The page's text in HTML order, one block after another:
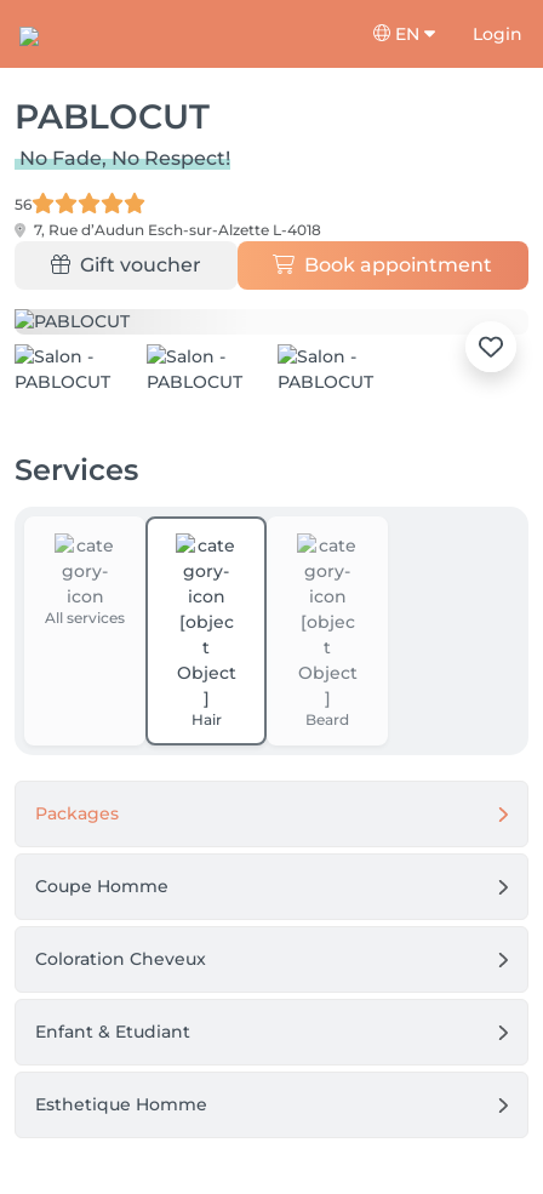
EN Login
PABLOCUT
No Fade, No Respect!
56
7, Rue d’Audun Esch-sur-Alzette L-4018
Gift voucher Book appointment
Services
All services
Hair Beard
Packages
Coupe Homme
Coloration Cheveux
Enfant & Etudiant
Esthetique Homme